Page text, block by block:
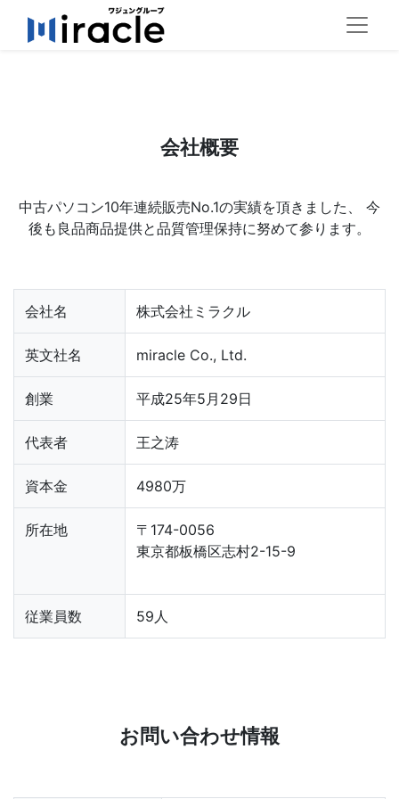
会社概要​
中古パソコン10年連続販売No.1の実績を頂きました、 今
後も良品商品提供と品質管理保持に努めて参ります。​
会社名 株式会社ミラクル
英文社名 miracle Co., Ltd.
創業 平成25年5月29日
代表者 王之涛
資本金 4980万
所在地
〒174-0056
東京都板橋区志村2-15-9
従業員数 59人
お問い合わせ情報​